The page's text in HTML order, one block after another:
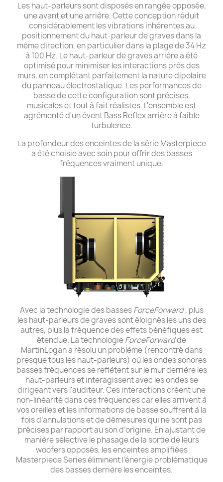
Les haut-parleurs sont disposés en rangée opposée,
une avant et une arrière. Cette conception réduit
considérablement les vibrations inhérentes au
positionnement du haut-parleur de graves dans la
même direction, en particulier dans la plage de 34 Hz
à 100 Hz. Le haut-parleur de graves arrière a été
optimisé pour minimiser les interactions près des
murs, en complétant parfaitement la nature dipolaire
du panneau électrostatique. Les performances de
basse de cette configuration sont précises,
musicales et tout à fait réalistes. L'ensemble est
agrémenté d'un évent Bass Reflex arrière à faible
turbulence.
La profondeur des enceintes de la série Masterpiece
a été choisie avec soin pour offrir des basses
fréquences vraiment unique.
Avec la technologie des bassesForceForward, plus
les haut-parleurs de graves sont éloignés les uns des
autres, plus la fréquence des effets bénéfiques est
étendue. La technologieForceForwardde
MartinLogan a résolu un problème (rencontré dans
presque tous les haut-parleurs) où les ondes sonores
basses fréquences se reflètent sur le mur derrière les
haut-parleurs et interagissent avec les ondes se
dirigeant vers l'auditeur. Ces interactions créent une
non-linéarité dans ces fréquences car elles arrivent à
vos oreilles et les informations de basse souffrent à la
fois d’annulations et de démesures qui ne sont pas
précises par rapport au son d’origine. En ajustant de
manière sélective le phasage de la sortie de leurs
woofers opposés, les enceintes amplifiées
Masterpiece Series éliminent l’énergie problématique
des basses derrière les enceintes.